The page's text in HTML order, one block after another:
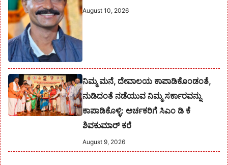
August 10, 2026
ನಿಮ್ಮ ಮನೆ, ದೇವಾಲಯ ಕಾಪಾಡಿಕೊಂಡಂತೆ,
ನುಡಿದಂತೆ ನಡೆಯುವ ನಿಮ್ಮ ಸರ್ಕಾರವನ್ನು
ಕಾಪಾಡಿಕೊಳ್ಳಿ: ಅರ್ಚಕರಿಗೆ ಸಿಎಂ ಡಿ ಕೆ
ಶಿವಕುಮಾರ್ ಕರೆ
August 9, 2026